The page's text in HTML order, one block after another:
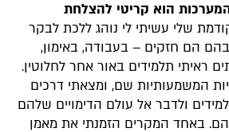
המערכות הוא קריטי להצלחת
שלי עשיתי לי נוהג ללכת לבקר
הם חזקים – בעבודה, באימון,
ראיתי תלמידים באור אחר לחלוטין.
המשמעותיות שם, ומצאתי דרכים
ולדבר אל עולם הדימויים שלהם
באחד המקרים הזמנתי את מאמן